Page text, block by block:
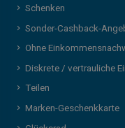
Schenken
Sonder-Cashback-
Ohne
Diskrete / vertrauliche
Teilen
Marken-Geschenkkarte